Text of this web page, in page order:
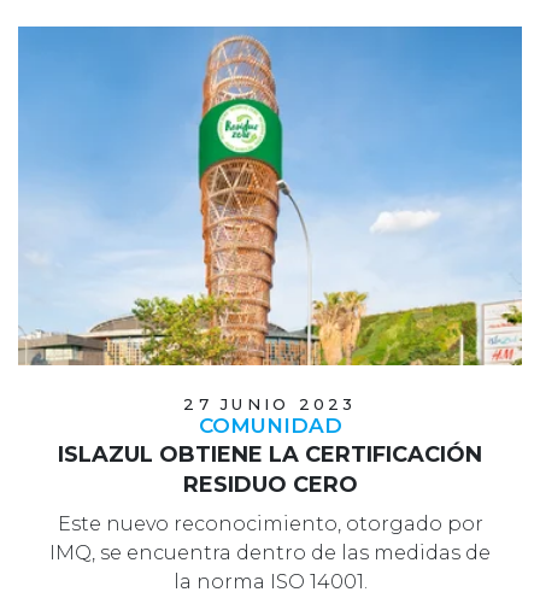
27 JUNIO 2023
COMUNIDAD
ISLAZUL OBTIENE LA CERTIFICACIÓN
RESIDUO CERO
Este nuevo reconocimiento, otorgado por
IMQ, se encuentra dentro de las medidas de
la norma ISO 14001.